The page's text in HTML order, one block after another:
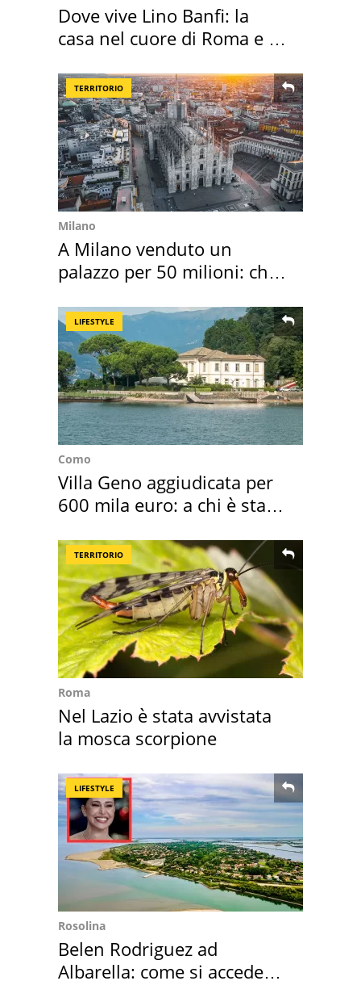
Dove vive Lino Banfi: la
casa nel cuore di Roma e i
TERRITORIO
Milano
A Milano venduto un
palazzo per 50 milioni: chi
LIFESTYLE
Como
Villa Geno aggiudicata per
600 mila euro: a chi è stata
TERRITORIO
Roma
Nel Lazio è stata avvistata
la mosca scorpione
LIFESTYLE
Rosolina
Belen Rodriguez ad
Albarella: come si accede